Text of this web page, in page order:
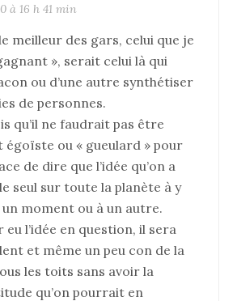
à 16 h 41 min
meilleur des gars, celui que je
», serait celui là qui
ou d’une autre synthétiser
de personnes.
qu’il ne faudrait pas être
égoïste ou « gueulard » pour
de dire que l’idée qu’on a
seul sur toute la planète à y
moment ou à un autre.
eu l’idée en question, il sera
et même un peu con de la
les toits sans avoir la
qu’on pourrait en